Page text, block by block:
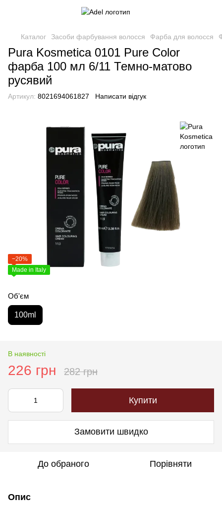
Каталог Засоби фарбування волосся Фарба для волосся
Pura Kosmetica 0101 Pure Color
фарба 100 мл 6/11 Темно-матово
русявий
Артикул: 8021694061827 Написати відгук
−20%
Made in Italy
Об'єм
100ml
В наявності
226 грн 282 грн
Купити
Замовити швидко
До обраного Порівняти
Опис